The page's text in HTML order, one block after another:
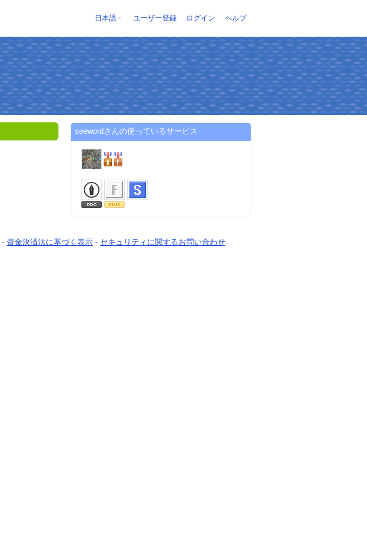
日本語 ユーザー登録 ログイン ヘルプ
seewordさんの使っているサービス
- 資金決済法に基づく表示 - セキュリティに関するお問い合わせ